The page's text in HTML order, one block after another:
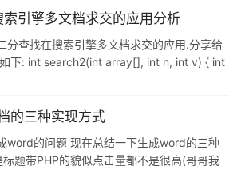
std; int sequentialSearch(int
引擎多文档求交的应用分析
分查找在搜索引擎多文档求交的应用.分享给
下: int search2(int array[], int n, int v) { int
的三种实现方式
word的问题 现在总结一下生成word的三种
题带PHP的貌似点击量都不是很高(哥哥我